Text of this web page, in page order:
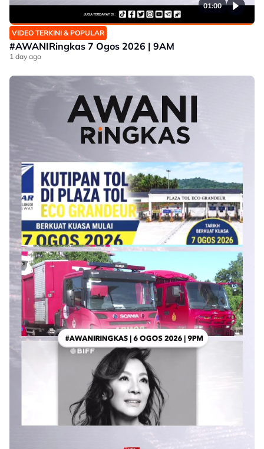
01:00
VIDEO TERKINI & POPULAR
#AWANIRingkas 7 Ogos 2026 | 9AM
1 day ago